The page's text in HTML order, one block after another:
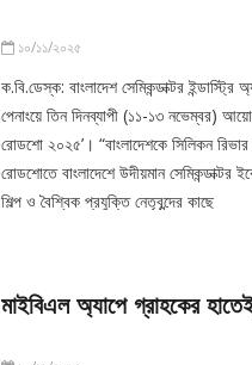
১০/১১/২০২৫
ক.বি.ডেস্ক: বাংলাদেশ সেমিকন্ডাক্টর
পেনাংয়ে তিন দিনব্যাপী (১১-১৩ নভেম্বর)
রোডশো ২০২৫’। “বাংলাদেশকে সিলিকন রিভার
রোডশোতে বাংলাদেশে উদীয়মান সেমিকন্ডাক্টর
শিল্প ও বৈশ্বিক প্রযুক্তি নেতৃবৃন্দের কাছে
মাইবিএল অ্যাপে গ্রাহকের